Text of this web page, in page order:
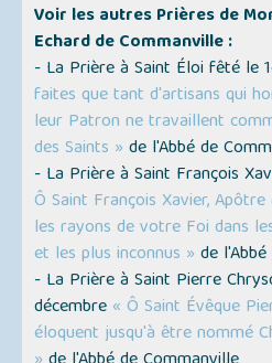
Voir les autres Prières de
Echard de Commanville :
- La Prière à Saint Éloi fêté le
faites que tant d'artisans qui
leur Patron ne travaillent
des Saints » de l'Abbé de
- La Prière à Saint François
Ô Saint François Xavier,
les rayons de votre Foi dans
et les plus inconnus » de
- La Prière à Saint Pierre
décembre « Ô Saint Évêque
éloquent jusqu'à être nommé